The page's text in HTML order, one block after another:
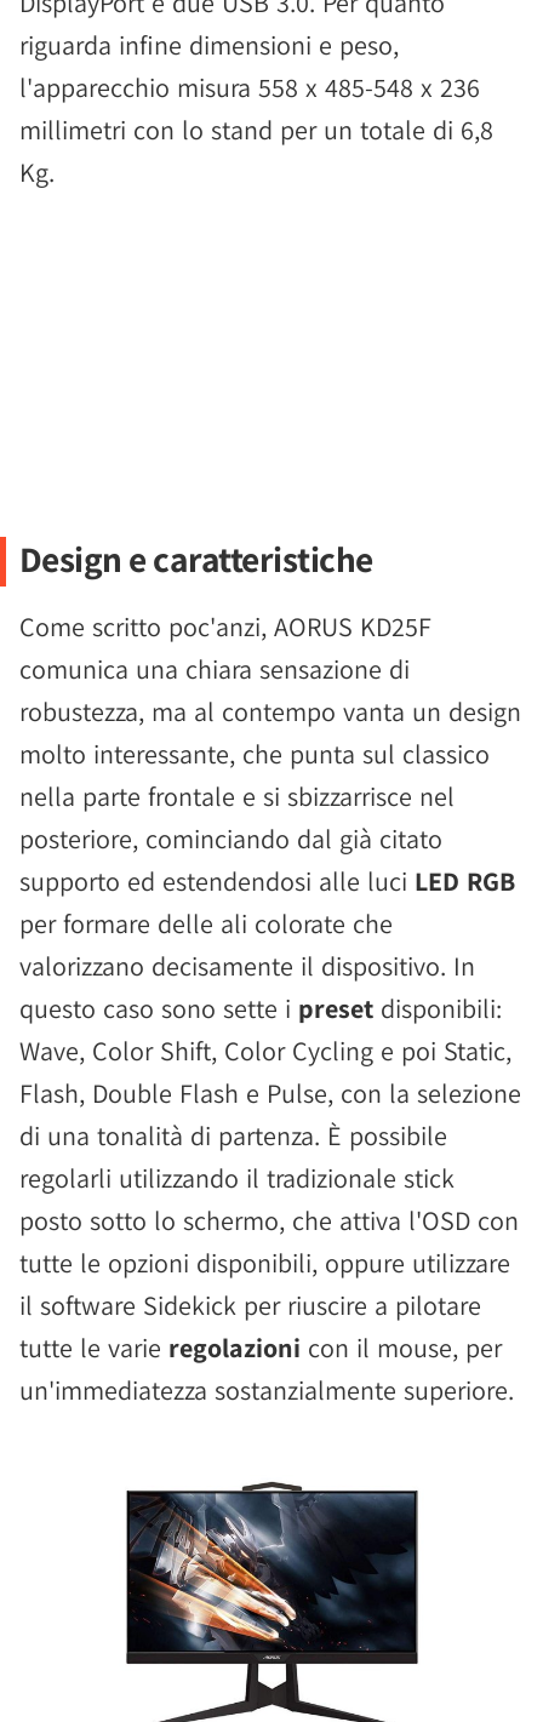
riguarda infine dimensioni e peso,
l'apparecchio misura 558 x 485-548 x 236
millimetri con lo stand per un totale di 6,8
Kg.
Design e caratteristiche
Come scritto poc'anzi, AORUS KD25F
comunica una chiara sensazione di
robustezza, ma al contempo vanta un design
molto interessante, che punta sul classico
nella parte frontale e si sbizzarrisce nel
posteriore, cominciando dal già citato
supporto ed estendendosi alle luci LED RGB
per formare delle ali colorate che
valorizzano decisamente il dispositivo. In
questo caso sono sette i preset disponibili:
Wave, Color Shift, Color Cycling e poi Static,
Flash, Double Flash e Pulse, con la selezione
di una tonalità di partenza. È possibile
regolarli utilizzando il tradizionale stick
posto sotto lo schermo, che attiva l'OSD con
tutte le opzioni disponibili, oppure utilizzare
il software Sidekick per riuscire a pilotare
tutte le varie regolazioni con il mouse, per
un'immediatezza sostanzialmente superiore.